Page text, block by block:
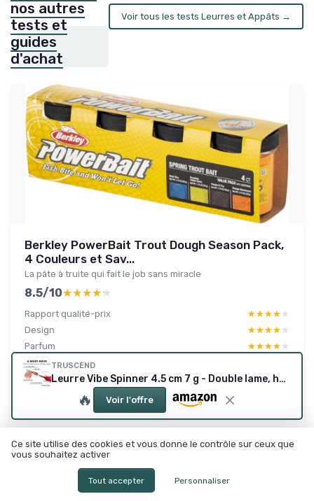
nos autres
tests et
guides
d'achat
Voir tous les tests Leurres et Appâts →
Berkley PowerBait Trout Dough Season Pack,
4 Couleurs et Sav...
La pâte à truite qui fait le job sans miracle
8.5/10★★★★★
★★★★★
Rapport qualité-prix ★★★★★
★★★★★
Design
★★★★★
★★★★★
Parfum
★★★★★
★★★★★
Performance
Lire le test produit complet
TRUSCEND
Leurre Vibe Spinner 4.5 cm 7 g - Double lame, hameçon BKK
🔥 Voir l'offre
Ce site utilise des cookies et vous donne le contrôle sur ceux que
vous souhaitez activer
Tout accepter Personnaliser